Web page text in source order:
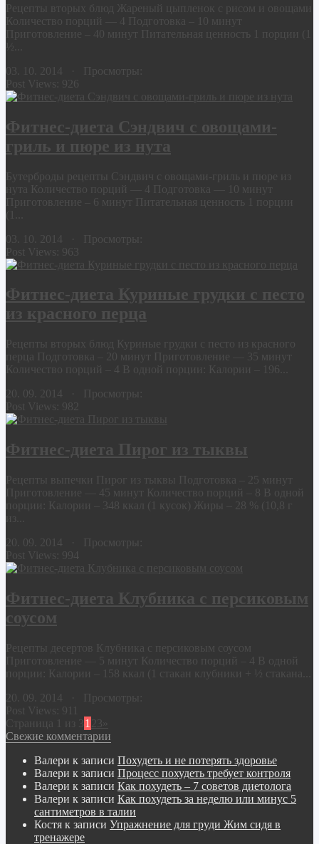
Рецепты вторых блюд Жареный цыпленок с рисом и овощами
Количество порций — 4 Подготовка – 10 минут
Приготовление – 40 минут Питательная ценность 1 порции (1
03. 10. 2014 · Просмотры:
Post Views: 926
Фитнес-диета Сэндвич с овощами-
гриль и пюре из нута
Бутерброды рецепты Сэндвич с овощами-гриль и пюре из
нута Количество порций — 4 Подготовка — 10 минут
Приготовление – 6 минут Питательная ценность 1 порции
(1...
03. 10. 2014 · Просмотры:
Post Views: 963
Фитнес-диета Куриные грудки с песто
из красного перца
Рецепты вторых блюд Куриные грудки с песто из красного
перца Подготовка – 20 минут Приготовление — 35 минут
Количество порций – 4 В одной порции: Калории – 196...
20. 09. 2014 · Просмотры:
Post Views: 982
Фитнес-диета Пирог из тыквы
Рецепты выпечки Пирог из тыквы Подготовка – 25 минут
Приготовление — 45 минут Количество порций – 8 В одной
порции: Калории – 348 ккал (1 кусок) Жиры – 28 % (10,8 г
из...
20. 09. 2014 · Просмотры:
Post Views: 994
Фитнес-диета Клубника с персиковым
соусом
Рецепты десертов Клубника с персиковым соусом
Приготовление — 5 минут Количество порций – 4 В одной
порции: Калории – 158 ккал (1 стакан клубники + ½ стакана...
20. 09. 2014 · Просмотры:
Post Views: 911
Страница 1 из 31 3
Свежие комментарии
Валери к записи Похудеть и не потерять здоровье
Валери к записи Процесс похудеть требует контроля
Валери к записи Как похудеть – 7 советов диетолога
Валери к записи Как похудеть за неделю или минус 5
сантиметров в талии
Костя к записи Упражнение для груди Жим сидя в
тренажере